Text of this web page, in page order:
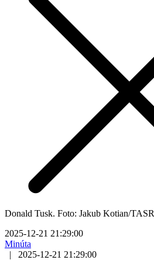
Donald Tusk. Foto: Jakub Kotian/TASR
2025-12-21 21:29:00
Minúta
|
2025-12-21 21:29:00